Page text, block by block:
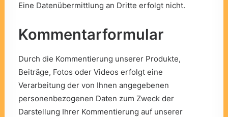
Eine Datenübermittlung an Dritte erfolgt nicht.
Kommentarformular
Durch die Kommentierung unserer Produkte,
Beiträge, Fotos oder Videos erfolgt eine
Verarbeitung der von Ihnen angegebenen
personenbezogenen Daten zum Zweck der
Darstellung Ihrer Kommentierung auf unserer